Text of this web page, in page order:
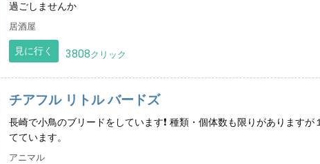
近畿
中国
四国
過ごしませんか
居酒屋
見に行く 3808クリック
チアフル リトル バードズ
長崎で小鳥のブリードをしています❗️ 種類・個体数も限りがあります
てています。
アニマル